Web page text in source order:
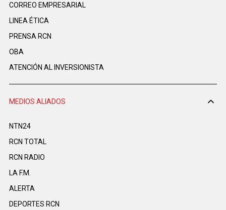
CORREO EMPRESARIAL
LINEA ÉTICA
PRENSA RCN
OBA
ATENCIÓN AL INVERSIONISTA
MEDIOS ALIADOS
NTN24
RCN TOTAL
RCN RADIO
LA F.M.
ALERTA
DEPORTES RCN